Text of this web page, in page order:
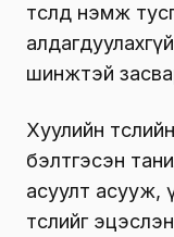
төсөлд нэмж
шинжтэй
Хуулийн
бэлтгэсэн
асуулт асууж,
төслийг